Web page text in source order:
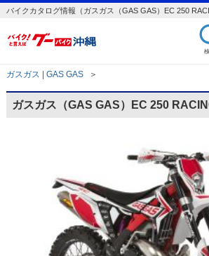
バイクカタログ情報（ガスガス（GAS GAS）EC 250
ガスガス | GAS GAS ＞
ガスガス（GAS GAS）EC 250